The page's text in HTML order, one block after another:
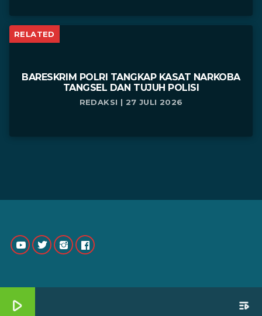
RELATED
BARESKRIM POLRI TANGKAP KASAT NARKOBA
TANGSEL DAN TUJUH POLISI
REDAKSI | 27 JULI 2026
play_arrow playlist_play